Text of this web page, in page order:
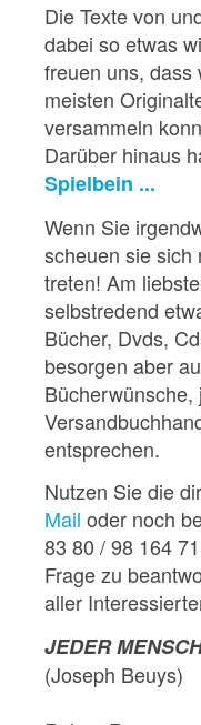
Die Texte von
dabei so etwas
freuen uns, dass
meisten
versammeln
Darüber hinaus
Spielbein ...
Wenn Sie
scheuen sie sich
treten! Am
selbstredend
Bücher, Dvds,
besorgen aber
entsprechen.
Nutzen Sie die
Mail oder noch
83 80 / 98 164
Frage zu
aller
JEDER
(Joseph Beuys)